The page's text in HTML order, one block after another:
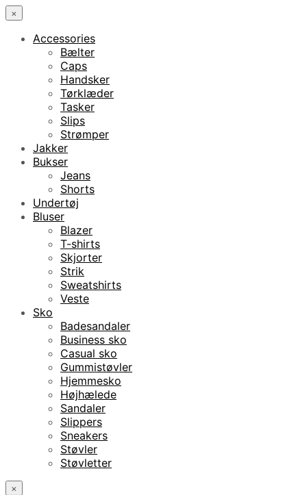
×
Accessories
Bælter
Caps
Handsker
Tørklæder
Tasker
Slips
Strømper
Jakker
Bukser
Jeans
Shorts
Undertøj
Bluser
Blazer
T-shirts
Skjorter
Strik
Sweatshirts
Veste
Sko
Badesandaler
Business sko
Casual sko
Gummistøvler
Hjemmesko
Højhælede
Sandaler
Slippers
Sneakers
Støvler
Støvletter
×